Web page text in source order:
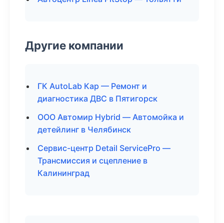
Другие компании
ГК AutoLab Кар — Ремонт и
диагностика ДВС в Пятигорск
ООО Автомир Hybrid — Автомойка и
детейлинг в Челябинск
Сервис-центр Detail ServicePro —
Трансмиссия и сцепление в
Калининград